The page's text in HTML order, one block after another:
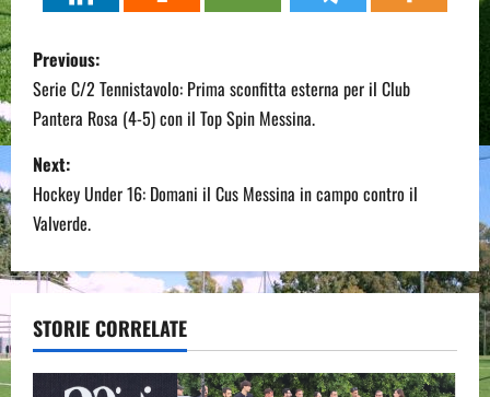
P
o
s
t
n
a
v
i
Previous:
Serie C/2 Tennistavolo: Prima sconfitta esterna per il Club
Pantera Rosa (4-5) con il Top Spin Messina.
Next:
Hockey Under 16: Domani il Cus Messina in campo contro il
Valverde.
STORIE CORRELATE